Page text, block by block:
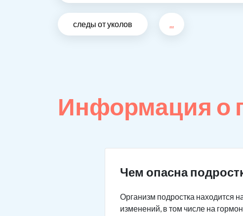
следы от уколов ...
Информация о
Чем опасна
Организм подростка находится
изменений, в том числе на